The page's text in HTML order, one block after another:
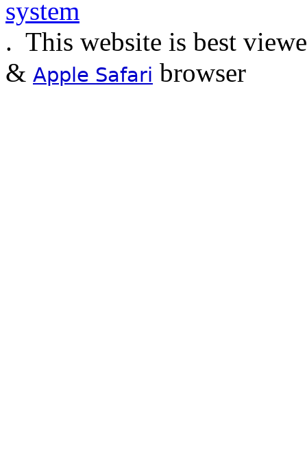
. This website is best
& Apple Safari browser